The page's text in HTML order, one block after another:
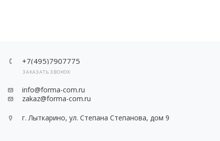
+7(495)7907775
ЗАКАЗАТЬ ЗВОНОК
info@forma-com.ru
zakaz@forma-com.ru
г. Лыткарино, ул. Степана Степанова, дом 9